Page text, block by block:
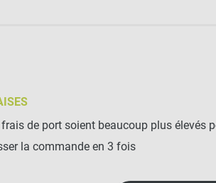
de port soient beaucoup plus élevés
la commande en 3 fois